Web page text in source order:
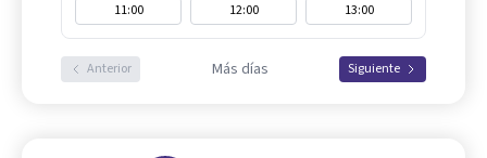
11:00
12:00 13:00
Anterior Más días Siguiente